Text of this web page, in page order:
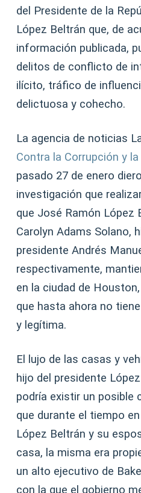
del Presidente de la
López Beltrán que, de
información publicada,
delitos de conflicto de
ilícito, tráfico de
delictuosa y cohecho.
La agencia de noticias
Contra la Corrupción y
pasado 27 de enero
investigación que
que José Ramón López
Carolyn Adams Solano,
presidente Andrés
respectivamente,
en la ciudad de
que hasta ahora no
y legítima.
El lujo de las casas y
hijo del presidente
podría existir un posible
que durante el tiempo
López Beltrán y su
casa, la misma era
un alto ejecutivo de
con la que el gobierno